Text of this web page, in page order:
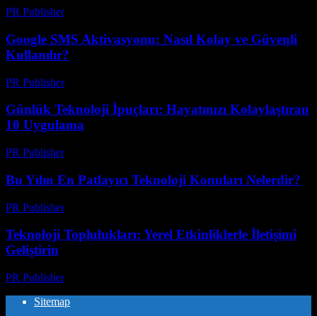
PR Publisher-
Google SMS Aktivasyonu: Nasıl Kolay ve Güvenli
Kullanılır?
PR Publisher-
Günlük Teknoloji İpuçları: Hayatınızı Kolaylaştıran
10 Uygulama
PR Publisher-
Bu Yılın En Patlayıcı Teknoloji Konuları Nelerdir?
PR Publisher-
Teknoloji Toplulukları: Yerel Etkinliklerle İletişimi
Geliştirin
PR Publisher-
Sitemap